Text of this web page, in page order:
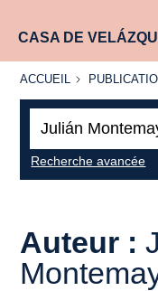
CASA DE
ACCUEIL
ACCUEIL
Recherche avancée
Auteur :